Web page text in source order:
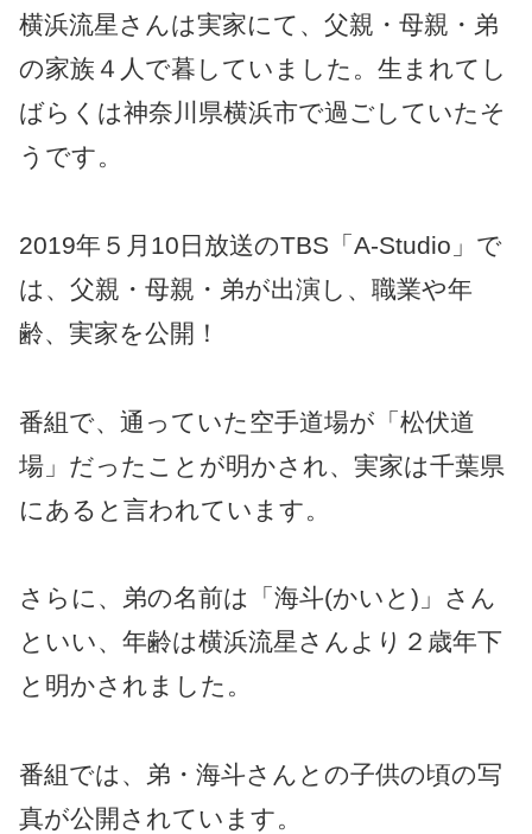
横浜流星さんは実家にて、父親・母親・弟
の家族４人で暮していました。生まれてし
ばらくは神奈川県横浜市で過ごしていたそ
うです。
2019年５月10日放送のTBS「A-Studio」で
は、父親・母親・弟が出演し、職業や年
齢、実家を公開！
番組で、通っていた空手道場が「松伏道
場」だったことが明かされ、実家は千葉県
にあると言われています。
さらに、弟の名前は「海斗(かいと)」さん
といい、年齢は横浜流星さんより２歳年下
と明かされました。
番組では、弟・海斗さんとの子供の頃の写
真が公開されています。